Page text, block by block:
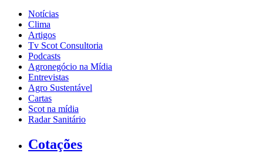
Notícias
Clima
Artigos
Tv Scot Consultoria
Podcasts
Agronegócio na Mídia
Entrevistas
Agro Sustentável
Cartas
Scot na mídia
Radar Sanitário
Cotações